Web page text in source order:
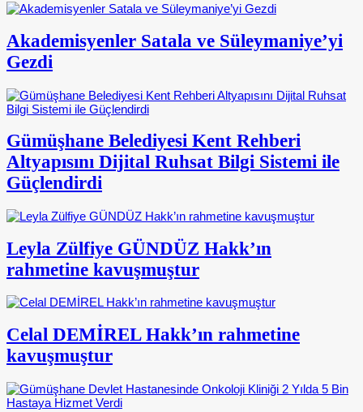
Akademisyenler Satala ve Süleymaniye’yi
Gezdi
Gümüşhane Belediyesi Kent Rehberi
Altyapısını Dijital Ruhsat Bilgi Sistemi ile
Güçlendirdi
Leyla Zülfiye GÜNDÜZ Hakk’ın
rahmetine kavuşmuştur
Celal DEMİREL Hakk’ın rahmetine
kavuşmuştur